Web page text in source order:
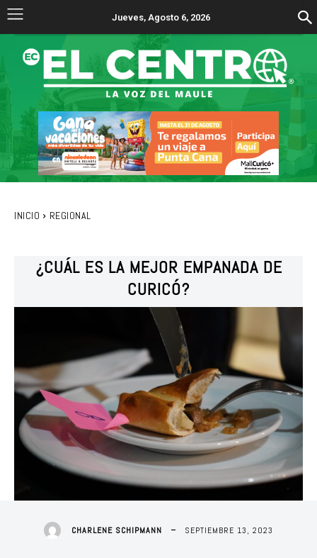
Jueves, Agosto 6, 2026
INICIO REGIONAL
¿CUÁL ES LA MEJOR EMPANADA DE
CURICÓ?
CHARLENE SCHIPMANN SEPTIEMBRE 13, 2023